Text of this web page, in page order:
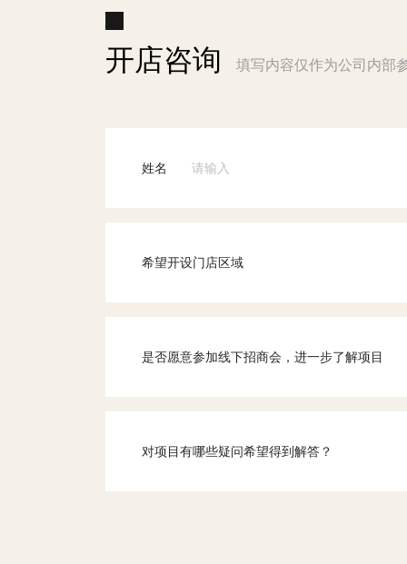
开店咨询 填写内容仅作为公司内部
姓名
希望开设门店区域
是否愿意参加线下招商会，进一步了解项目
对项目有哪些疑问希望得到解答？